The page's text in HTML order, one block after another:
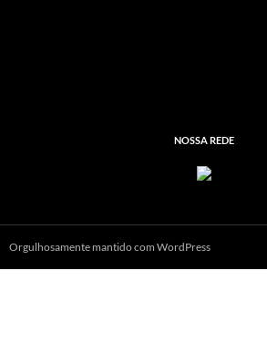
NOSSA REDE
Orgulhosamente mantido com WordPress